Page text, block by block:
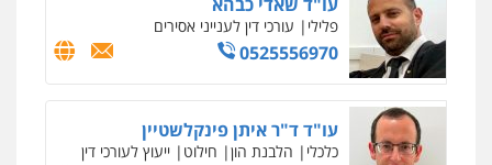
לשעבר סגן מנהל המחלקה הפלילית
בפרקליטות המדינה
0506217994
עו"ד נס בן נתן
פלילי כלכלי פשיעה חמורה נוער